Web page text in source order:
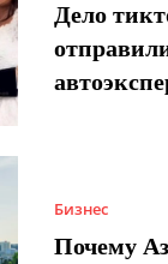
Дело
Бизнес
Почему